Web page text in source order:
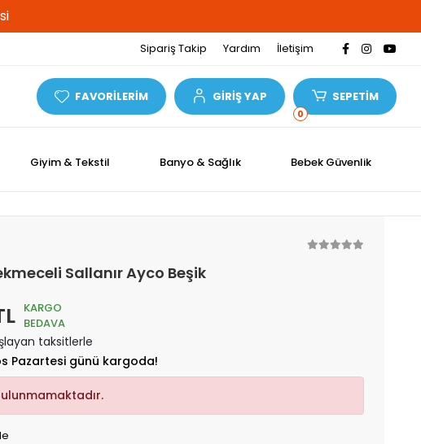
Sipariş Takip Yardım İletişim
FAVORİLERİM GİRİŞ YAP
0
SEPETİM
Giyim & Tekstil Banyo & Sağlık Bebek Güvenlik
Sallanır Ayco Beşik
KARGO
BEDAVA
taksitlerle
Pazartesi günü kargoda!